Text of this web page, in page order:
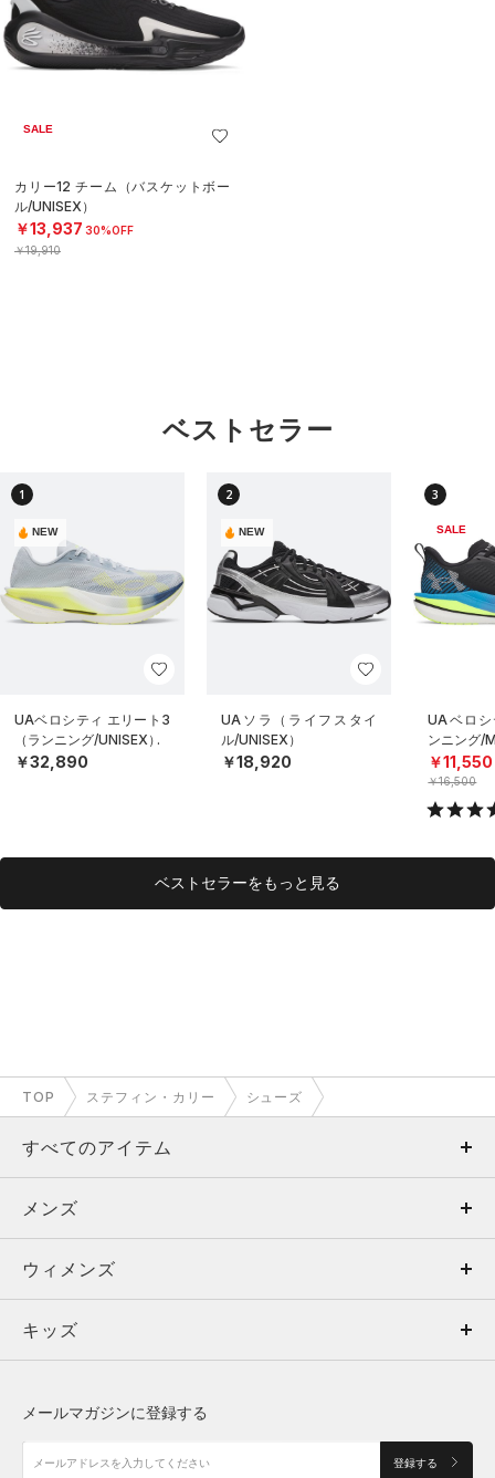
SALE
カリー12 チーム（バスケットボー
ル/UNISEX）
￥13,937 30%OFF
￥19,910
ベストセラー
1
NEW
UAベロシティ エリート3
（ランニング/UNISEX）
￥32,890
2
NEW
UAソラ（ライフスタイ
ル/UNISEX）
￥18,920
3
SALE
UAベロ
ンニング/
￥11,550
￥16,500
ベストセラーをもっと見る
TOP ステフィン・カリー シューズ
すべてのアイテム
メンズ
ウィメンズ
キッズ
アクセサリー
メンズ
トップス
ボトムス
アクセサリー
ウィメンズ
トップス
シューズ
キッズ
メールマガジンに登録する
登録する